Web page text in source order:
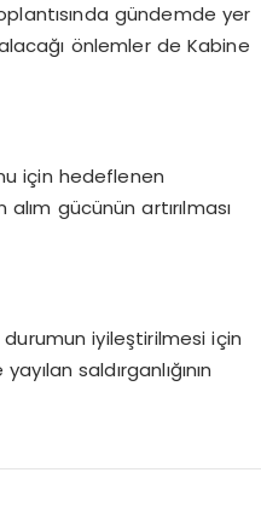
gündemde yer
önlemler de Kabine
için hedeflenen
gücünün artırılması
durumun iyileştirilmesi için
saldırganlığının